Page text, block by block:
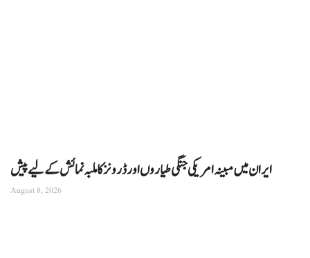
ایران میں مبینہ امریکی جنگی طیاروں اور ڈرونز کا ملبہ نمائش کے لیے پیش
August 8, 2026